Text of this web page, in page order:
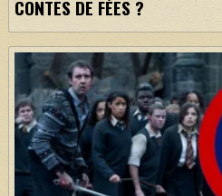
CONTES DE FÉES ?